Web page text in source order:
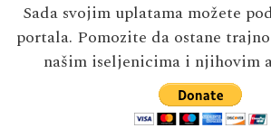
Sada svojim uplatama možete
portala. Pomozite da ostane
našim iseljenicima i njihovim